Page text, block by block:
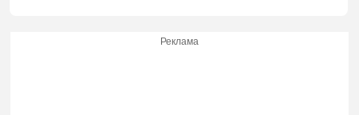
Реклама